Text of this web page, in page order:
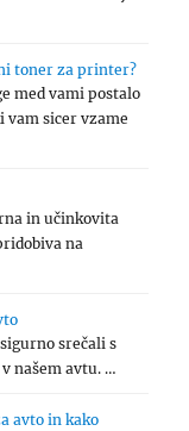
toner za printer?
med vami postalo
vam sicer vzame
in učinkovita
na
srečali s
našem avtu. …
avto in kako